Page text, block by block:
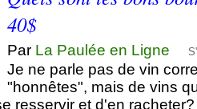
40$
Par La Paulée en Ligne
Je ne parle pas de vin
"honnêtes", mais de vins
resservir et d'en